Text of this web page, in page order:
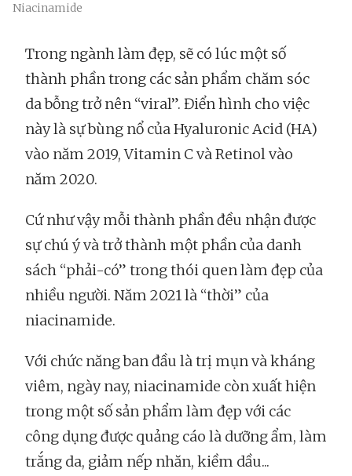
Niacinamide
Trong ngành làm đẹp, sẽ có lúc một số
thành phần trong các sản phẩm chăm sóc
da bỗng trở nên “viral”. Điển hình cho việc
này là sự bùng nổ của Hyaluronic Acid (HA)
vào năm 2019, Vitamin C và Retinol vào
năm 2020.
Cứ như vậy mỗi thành phần đều nhận được
sự chú ý và trở thành một phần của danh
sách “phải-có” trong thói quen làm đẹp của
nhiều người. Năm 2021 là “thời” của
niacinamide.
Với chức năng ban đầu là trị mụn và kháng
viêm, ngày nay, niacinamide còn xuất hiện
trong một số sản phẩm làm đẹp với các
công dụng được quảng cáo là dưỡng ẩm, làm
trắng da, giảm nếp nhăn, kiềm dầu...